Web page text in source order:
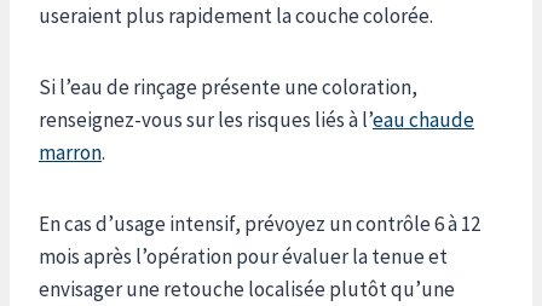
useraient plus rapidement la couche colorée.
Si l’eau de rinçage présente une coloration,
renseignez-vous sur les risques liés à l’eau chaude
marron.
En cas d’usage intensif, prévoyez un contrôle 6 à 12
mois après l’opération pour évaluer la tenue et
envisager une retouche localisée plutôt qu’une